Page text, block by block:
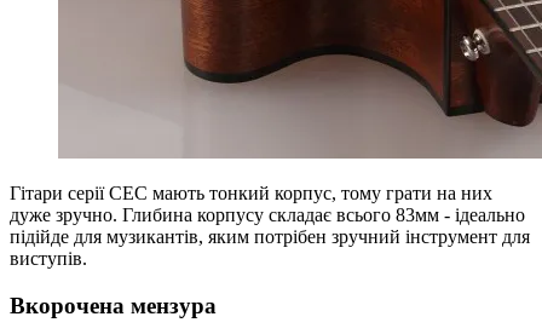
Гітари серії CEC мають тонкий корпус, тому грати на них
дуже зручно. Глибина корпусу складає всього 83мм - ідеально
підійде для музикантів, яким потрібен зручний інструмент для
виступів.
Вкорочена мензура